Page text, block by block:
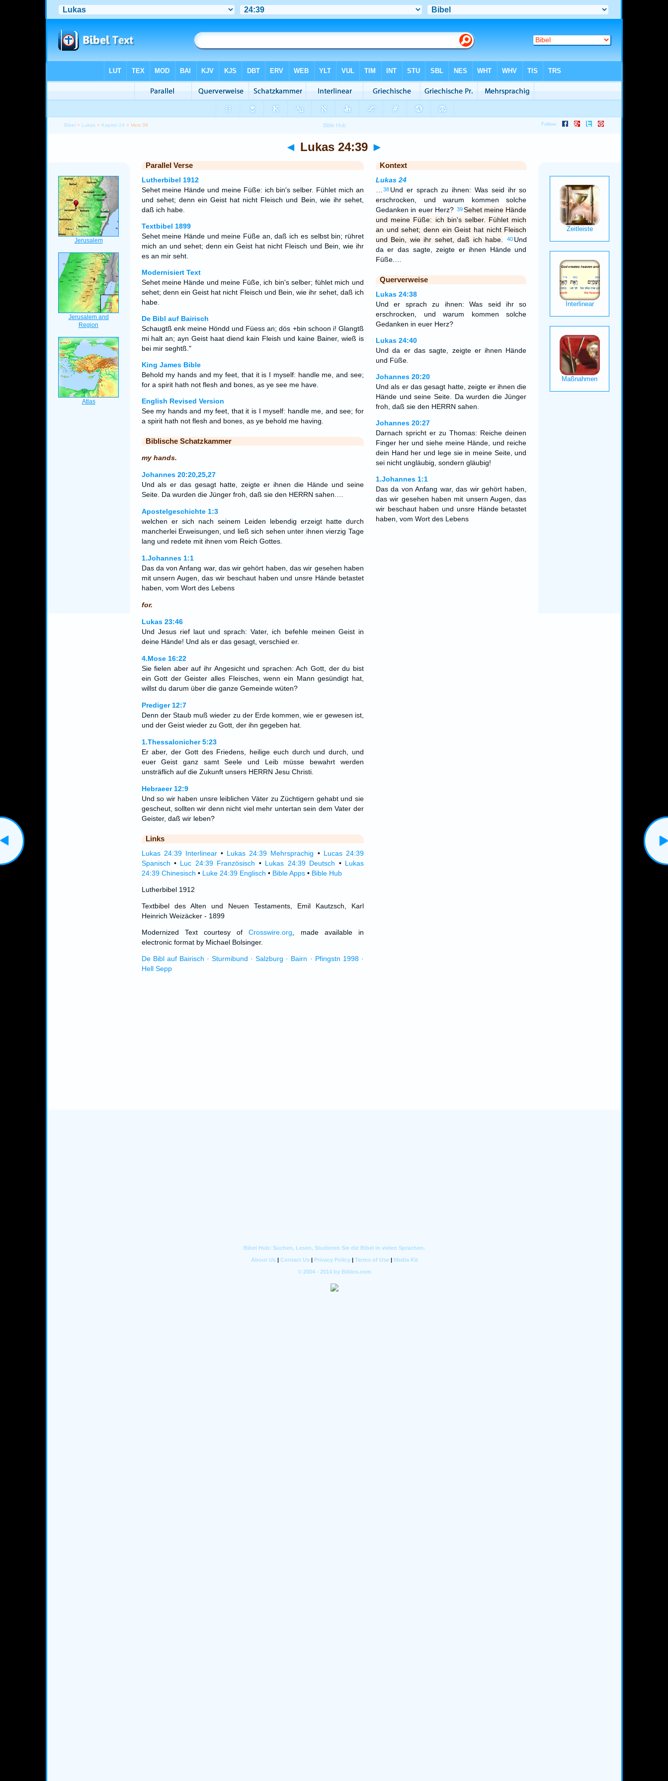
Bibel > Lukas > Kapitel 24 > Vers 39
◄ Lukas 24:39 ►
Parallel Verse
Lutherbibel 1912
Sehet meine Hände und meine Füße: ich bin's selber. Fühlet mich an
und sehet; denn ein Geist hat nicht Fleisch und Bein, wie ihr sehet,
daß ich habe.
Textbibel 1899
Sehet meine Hände und meine Füße an, daß ich es selbst bin; rühret
mich an und sehet; denn ein Geist hat nicht Fleisch und Bein, wie ihr
es an mir seht.
Modernisiert Text
Sehet meine Hände und meine Füße, ich bin's selber; fühlet mich und
sehet; denn ein Geist hat nicht Fleisch und Bein, wie ihr sehet, daß ich
habe.
De Bibl auf Bairisch
Schaugtß enk meine Höndd und Füess an; dös +bin schoon i! Glangtß
mi halt an; ayn Geist haat diend kain Fleish und kaine Bainer, wieß is
bei mir seghtß."
King James Bible
Behold my hands and my feet, that it is I myself: handle me, and see;
for a spirit hath not flesh and bones, as ye see me have.
English Revised Version
See my hands and my feet, that it is I myself: handle me, and see; for
a spirit hath not flesh and bones, as ye behold me having.
Biblische Schatzkammer
my hands.
Johannes 20:20,25,27
Und als er das gesagt hatte, zeigte er ihnen die Hände und seine
Seite. Da wurden die Jünger froh, daß sie den HERRN sahen.…
Apostelgeschichte 1:3
welchen er sich nach seinem Leiden lebendig erzeigt hatte durch
mancherlei Erweisungen, und ließ sich sehen unter ihnen vierzig Tage
lang und redete mit ihnen vom Reich Gottes.
1.Johannes 1:1
Das da von Anfang war, das wir gehört haben, das wir gesehen haben
mit unsern Augen, das wir beschaut haben und unsre Hände betastet
haben, vom Wort des Lebens
for.
Lukas 23:46
Und Jesus rief laut und sprach: Vater, ich befehle meinen Geist in
deine Hände! Und als er das gesagt, verschied er.
4.Mose 16:22
Sie fielen aber auf ihr Angesicht und sprachen: Ach Gott, der du bist
ein Gott der Geister alles Fleisches, wenn ein Mann gesündigt hat,
willst du darum über die ganze Gemeinde wüten?
Prediger 12:7
Denn der Staub muß wieder zu der Erde kommen, wie er gewesen ist,
und der Geist wieder zu Gott, der ihn gegeben hat.
1.Thessalonicher 5:23
Er aber, der Gott des Friedens, heilige euch durch und durch, und
euer Geist ganz samt Seele und Leib müsse bewahrt werden
unsträflich auf die Zukunft unsers HERRN Jesu Christi.
Hebraeer 12:9
Und so wir haben unsre leiblichen Väter zu Züchtigern gehabt und sie
gescheut, sollten wir denn nicht viel mehr untertan sein dem Vater der
Geister, daß wir leben?
Links
Lukas 24:39 Interlinear• Lukas 24:39 Mehrsprachig • Lucas 24:39
Spanisch • Luc 24:39 Französisch • Lukas 24:39 Deutsch • Lukas
24:39 Chinesisch • Luke 24:39 Englisch • Bible Apps• Bible Hub
Lutherbibel 1912
Textbibel des Alten und Neuen Testaments, Emil Kautzsch, Karl
Heinrich Weizäcker - 1899
Modernized Text courtesy ofCrosswire.org , made available in
electronic format by Michael Bolsinger.
De Bibl auf Bairisch · Sturmibund · Salzburg · Bairn · Pfingstn 1998 ·
Hell Sepp
Kontext
Lukas 24
38 Und er sprach zu ihnen: Was seid ihr so
erschrocken, und warum kommen solche
Gedanken in euer Herz? 39Sehet meine Hände
und meine Füße: ich bin's selber. Fühlet mich
an und sehet; denn ein Geist hat nicht Fleisch
und Bein, wie ihr sehet, daß ich habe.
40 Und
da er das sagte, zeigte er ihnen Hände und
Füße.…
Querverweise
Lukas 24:38
Und er sprach zu ihnen: Was seid ihr so
erschrocken, und warum kommen solche
Gedanken in euer Herz?
Lukas 24:40
Und da er das sagte, zeigte er ihnen Hände
und Füße.
Johannes 20:20
Und als er das gesagt hatte, zeigte er ihnen die
Hände und seine Seite. Da wurden die Jünger
froh, daß sie den HERRN sahen.
Johannes 20:27
Darnach spricht er zu Thomas: Reiche deinen
Finger her und siehe meine Hände, und reiche
dein Hand her und lege sie in meine Seite, und
sei nicht ungläubig, sondern gläubig!
1.Johannes 1:1
Das da von Anfang war, das wir gehört haben,
das wir gesehen haben mit unsern Augen, das
wir beschaut haben und unsre Hände betastet
haben, vom Wort des Lebens